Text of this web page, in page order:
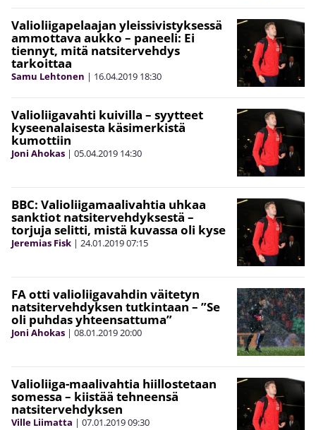
Valioliigapelaajan yleissivistyksessä
ammottava aukko – paneeli: Ei
tiennyt, mitä natsitervehdys
tarkoittaa
Samu Lehtonen | 16.04.2019 18:30
Valioliigavahti kuivilla – syytteet
kyseenalaisesta käsimerkistä
kumottiin
Joni Ahokas | 05.04.2019 14:30
BBC: Valioliigamaalivahtia uhkaa
sanktiot natsitervehdyksestä –
torjuja selitti, mistä kuvassa oli kyse
Jeremias Fisk | 24.01.201907:15
FA otti valioliigavahdin väitetyn
natsitervehdyksen tutkintaan – ”Se
oli puhdas yhteensattuma”
Joni Ahokas | 08.01.201920:00
Valioliiga-maalivahtia hiillostetaan
somessa – kiistää tehneensä
natsitervehdyksen
Ville Liimatta | 07.01.201909:30